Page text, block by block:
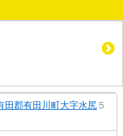
田郡有田川町大字水尻 ５